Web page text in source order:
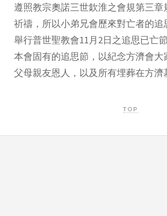
遵照教宗奧諾三世欽淮之會規第三
祈禱，所以小弟兄會歷來對亡者的追
舉行普世聖教會11月2日之追思已亡
本會固有的追思節，以紀念方濟會大
父母親友恩人，以及所有埋葬在方濟
TOP